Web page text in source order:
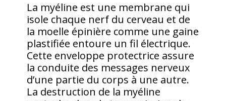
La myéline est une membrane qui
isole chaque nerf du cerveau et de
la moelle épinière comme une gaine
plastifiée entoure un fil électrique.
Cette enveloppe protectrice assure
la conduite des messages nerveux
d’une partie du corps à une autre.
La destruction de la myéline